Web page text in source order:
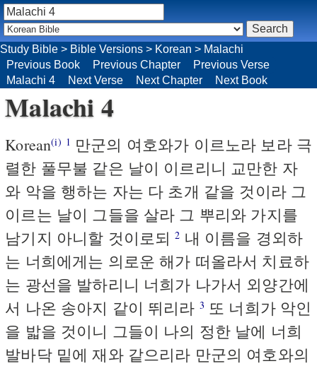
Malachi 4
Korean(i) 1 만군의 여호와가 이르노라 보라 극
렬한 풀무불 같은 날이 이르리니 교만한 자
와 악을 행하는 자는 다 초개 같을 것이라 그
이르는 날이 그들을 살라 그 뿌리와 가지를
남기지 아니할 것이로되2 내 이름을 경외하
는 너희에게는 의로운 해가 떠올라서 치료하
는 광선을 발하리니 너희가 나가서 외양간에
서 나온 송아지 같이 뛰리라 3 또 너희가 악인
을 밟을 것이니 그들이 나의 정한 날에 너희
발바닥 밑에 재와 같으리라 만군의 여호와의
Study Bible > Bible Versions > Korean > Malachi
Previous Book
Previous Chapter
Previous Verse
Malachi 4
Next Verse Next Chapter Next Book